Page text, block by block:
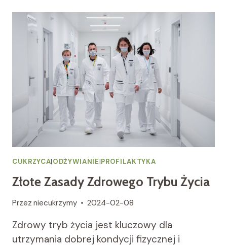
AUTOIMMUNOLOGICZNE
WYZWANIE
CUKRZYCA|ODŻYWIANIE|PROFILAKTYKA
Złote Zasady Zdrowego Trybu Życia
Przez niecukrzymy 2024-02-08
Zdrowy tryb życia jest kluczowy dla
utrzymania dobrej kondycji fizycznej i